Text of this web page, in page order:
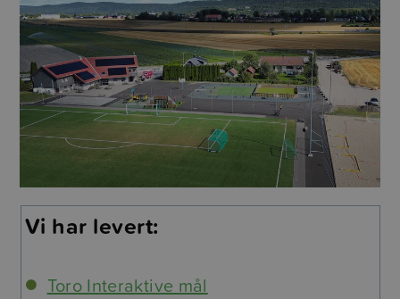
Vi har levert:
Toro Interaktive mål